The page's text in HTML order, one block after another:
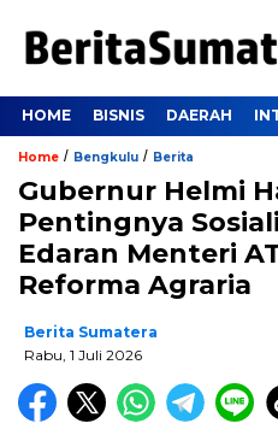
HOME BISNIS DAERAH
Home / Bengkulu / Berita
Gubernur Helmi
Pentingnya
Edaran Menteri
Reforma Agraria
Berita Sumatera
Rabu, 1 Juli 2026